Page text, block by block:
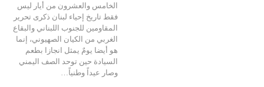
الخامس والعشرون من أيار ليس
فقط تاريخ إحياء لبنان ذكرى تحرير
المقاومين للجنوب اللبناني والبقاع
الغربي من الكيان الصهيوني، إنما
هو أيضا يومٌ يمثل انجازا بطعم
السيادة حين توحد الصف اليمني
وصار عيداً وطنياً…